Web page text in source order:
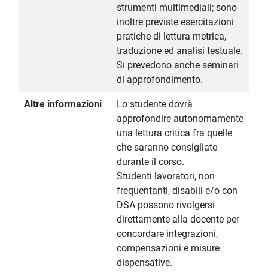
strumenti multimediali; sono
inoltre previste esercitazioni
pratiche di lettura metrica,
traduzione ed analisi testuale.
Si prevedono anche seminari
di approfondimento.
Altre informazioni
Lo studente dovrà
approfondire autonomamente
una lettura critica fra quelle
che saranno consigliate
durante il corso.
Studenti lavoratori, non
frequentanti, disabili e/o con
DSA possono rivolgersi
direttamente alla docente per
concordare integrazioni,
compensazioni e misure
dispensative.